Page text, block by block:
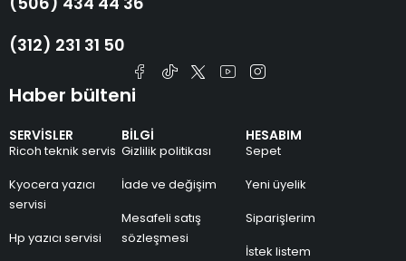
(312) 231 31 50
SERVİSLER
Ricoh teknik servis
Kyocera yazıcı
servisi
Hp yazıcı servisi
BİLGİ
Gizlilik politikası
İade ve değişim
Mesafeli satış
sözleşmesi
HESABIM
Sepet
Yeni üyelik
Siparişlerim
İstek listem
Haber bülteni